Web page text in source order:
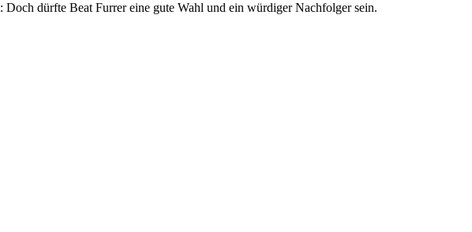
Doch dürfte Beat Furrer eine gute Wahl und ein würdiger Nachfolger sein.